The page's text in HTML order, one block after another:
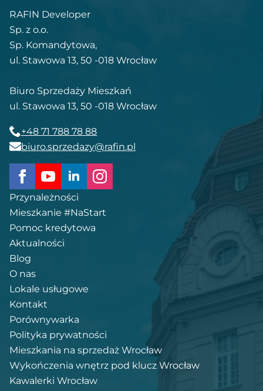
RAFIN Developer
Sp. z o.o.
Sp. Komandytowa,
ul. Stawowa 13, 50 -018 Wrocław
Biuro Sprzedaży Mieszkań
ul. Stawowa 13, 50 -018 Wrocław
+48 71 788 78 88
biuro.sprzedazy@rafin.pl
Przynależności
Mieszkanie #NaStart
Pomoc kredytowa
Aktualności
Blog
O nas
Lokale usługowe
Kontakt
Porównywarka
Polityka prywatności
Mieszkania na sprzedaż Wrocław
Wykończenia wnętrz pod klucz Wrocław
Kawalerki Wrocław